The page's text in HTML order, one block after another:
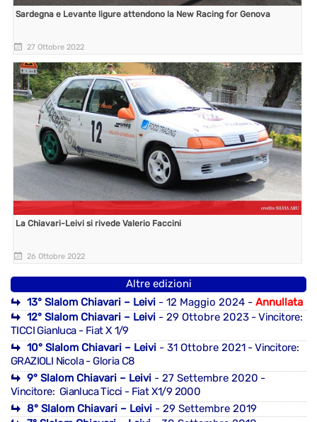
Sardegna e Levante ligure attendono la New Racing for Genova
27 Ottobre 2022
La Chiavari-Leivi si rivede Valerio Faccini
26 Ottobre 2022
Altre edizioni
13° Slalom Chiavari – Leivi - 12 Maggio 2024 - Annullata
12° Slalom Chiavari – Leivi - 29 Ottobre 2023 - Vincitore:
TICCI Gianluca - Fiat X 1/9
10° Slalom Chiavari – Leivi - 31 Ottobre 2021 - Vincitore:
GRAZIOLI Nicola - Gloria C8
9° Slalom Chiavari – Leivi - 27 Settembre 2020 -
Vincitore: Gianluca Ticci - Fiat X1/9 2000
8° Slalom Chiavari – Leivi - 29 Settembre 2019